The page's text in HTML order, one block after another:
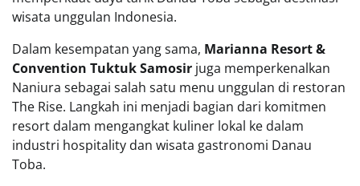
wisata unggulan Indonesia.
Dalam kesempatan yang sama, Marianna Resort &
Convention Tuktuk Samosir juga memperkenalkan
Naniura sebagai salah satu menu unggulan di restoran
The Rise. Langkah ini menjadi bagian dari komitmen
resort dalam mengangkat kuliner lokal ke dalam
industri hospitality dan wisata gastronomi Danau
Toba.